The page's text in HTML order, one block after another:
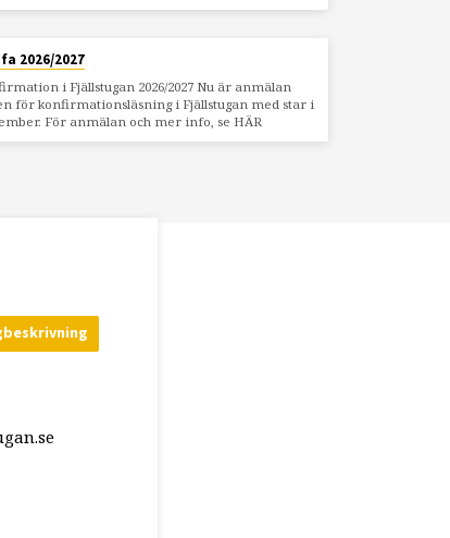
2026/2027
i Fjällstugan 2026/2027 Nu är anmälan
för konfirmationsläsning i Fjällstugan med star i
För anmälan och mer info, se HÄR